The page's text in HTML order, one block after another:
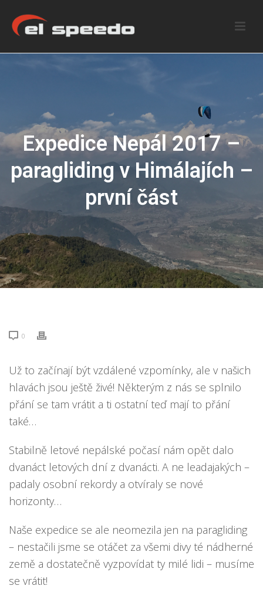
Expedice Nepál 2017 –
paragliding v Himálajích –
první část
0
Už to začínají být vzdálené vzpomínky, ale v našich
hlavách jsou ještě živé! Některým z nás se splnilo
přání se tam vrátit a ti ostatní teď mají to přání
také…
Stabilně letové nepálské počasí nám opět dalo
dvanáct letových dní z dvanácti. A ne leadajakých –
padaly osobní rekordy a otvíraly se nové
horizonty…
Naše expedice se ale neomezila jen na paragliding
– nestačili jsme se otáčet za všemi divy té nádherné
země a dostatečně vyzpovídat ty milé lidi – musíme
se vrátit!